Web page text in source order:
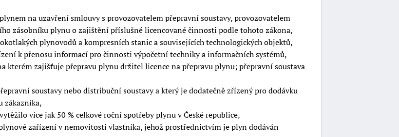
na uzavření smlouvy s provozovatelem přepravní soustavy, provozovatelem
zásobníku plynu o zajištění příslušné licencované činnosti podle tohoto zákona,
plynovodů a kompresních stanic a souvisejících technologických objektů,
k přenosu informací pro činnosti výpočetní techniky a informačních systémů,
kterém zajišťuje přepravu plynu držitel licence na přepravu plynu; přepravní soustava
soustavy nebo distribuční soustavy a který je dodatečně zřízený pro dodávku
zákazníka,
více jak 50 % celkové roční spotřeby plynu v České republice,
zařízení v nemovitosti vlastníka, jehož prostřednictvím je plyn dodáván